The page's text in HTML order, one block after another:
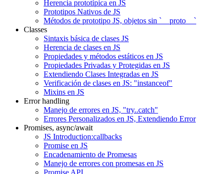
Herencia prototípica en JS
Prototipos Nativos de JS
Métodos de prototipo JS, objetos sin `__proto__`
Classes
Sintaxis básica de clases JS
Herencia de clases en JS
Propiedades y métodos estáticos en JS
Propiedades Privadas y Protegidas en JS
Extendiendo Clases Integradas en JS
Verificación de clases en JS: "instanceof"
Mixins en JS
Error handling
Manejo de errores en JS, "try..catch"
Errores Personalizados en JS, Extendiendo Error
Promises, async/await
JS Introduction:callbacks
Promise en JS
Encadenamiento de Promesas
Manejo de errores con promesas en JS
Promise API